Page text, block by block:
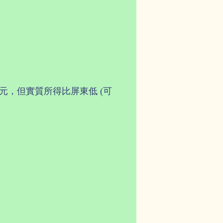
，但實質所得比屏東低 (可